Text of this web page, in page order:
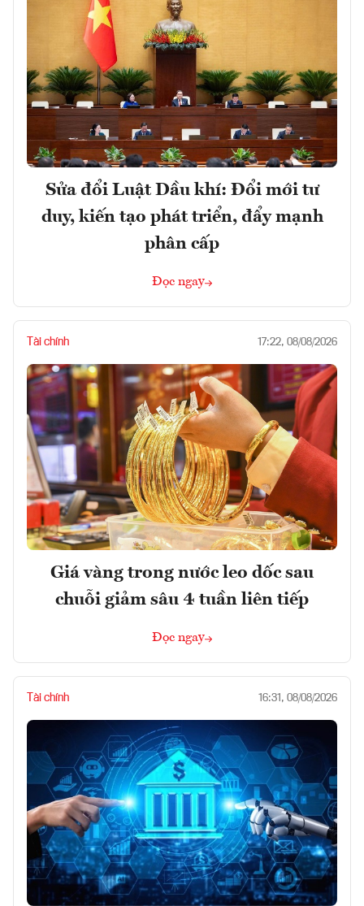
Sửa đổi Luật Dầu khí: Đổi mới tư
duy, kiến tạo phát triển, đẩy mạnh
phân cấp
Đọc ngay
Tài chính 17:22, 08/08/2026
Giá vàng trong nước leo dốc sau
chuỗi giảm sâu 4 tuần liên tiếp
Đọc ngay
Tài chính 16:31, 08/08/2026